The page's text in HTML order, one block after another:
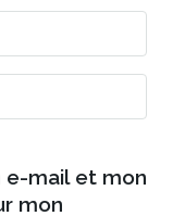
e-mail et mon
mon